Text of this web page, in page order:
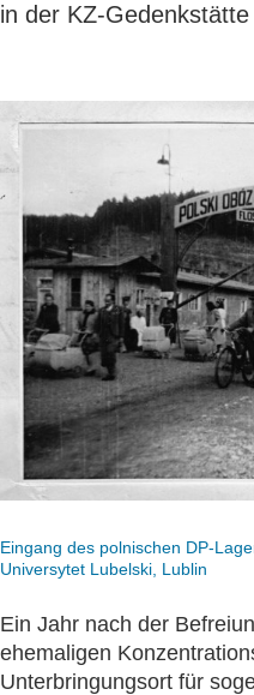
in der KZ-
Eingang des polnischen DP-
Universytet Lubelski, Lublin
Ein Jahr nach der
ehemaligen
Unterbringungsort für